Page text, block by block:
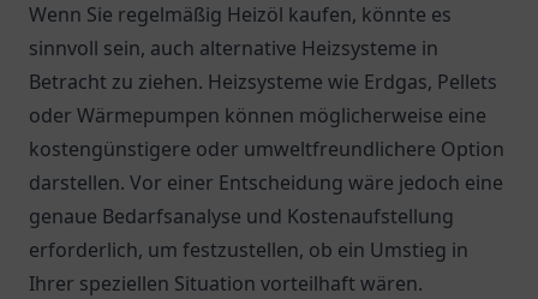
Wenn Sie regelmäßig Heizöl kaufen, könnte es
sinnvoll sein, auch alternative Heizsysteme in
Betracht zu ziehen. Heizsysteme wie Erdgas, Pellets
oder Wärmepumpen können möglicherweise eine
kostengünstigere oder umweltfreundlichere Option
darstellen. Vor einer Entscheidung wäre jedoch eine
genaue Bedarfsanalyse und Kostenaufstellung
erforderlich, um festzustellen, ob ein Umstieg in
Ihrer speziellen Situation vorteilhaft wären.